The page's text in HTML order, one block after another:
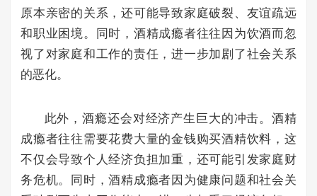
原本亲密的关系，还可能导致家庭破裂、友谊疏远
和职业困境。同时，酒精成瘾者往往因为饮酒而忽
视了对家庭和工作的责任，进一步加剧了社会关系
的恶化。
此外，酒瘾还会对经济产生巨大的冲击。酒精
成瘾者往往需要花费大量的金钱购买酒精饮料，这
不仅会导致个人经济负担加重，还可能引发家庭财
务危机。同时，酒精成瘾者因为健康问题和社会关